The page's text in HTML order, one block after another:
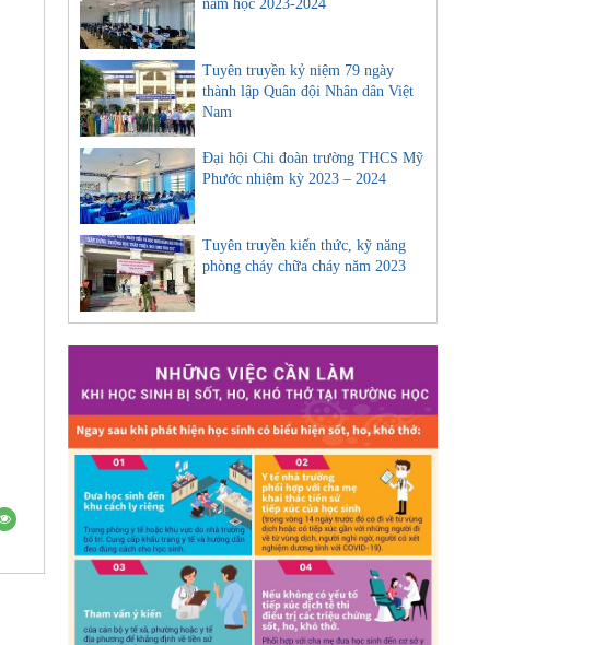
năm học 2023-2024
Tuyên truyền kỷ niệm 79 ngày
thành lập Quân đội Nhân dân Việt
Nam
Đại hội Chi đoàn trường THCS Mỹ
Phước nhiệm kỳ 2023 – 2024
Tuyên truyền kiến thức, kỹ năng
phòng cháy chữa cháy năm 2023